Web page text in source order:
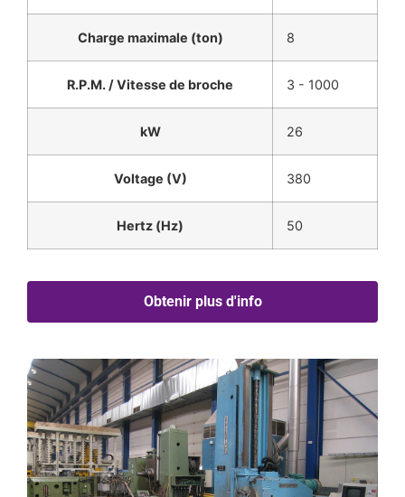
Charge maximale (ton) 8
R.P.M. / Vitesse de broche 3 - 1000
kW 26
Voltage (V) 380
Hertz (Hz) 50
Obtenir plus d'info